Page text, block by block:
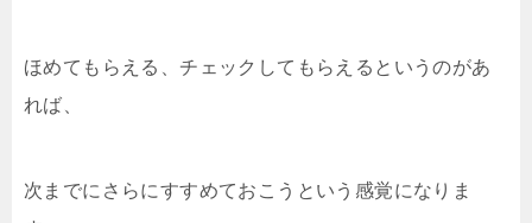
ほめてもらえる、チェックしてもらえるというのがあ
れば、
次までにさらにすすめておこうという感覚になりま